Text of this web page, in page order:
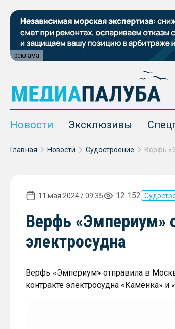
реклама
Новости Эксклюзивы
Главная Новости Судостроение
11 мая 2024 / 09:35 12 152
Верфь «Эмпериум»
электросудна
Верфь «Эмпериум» отправила в
контракте электросудна «Каменка» и